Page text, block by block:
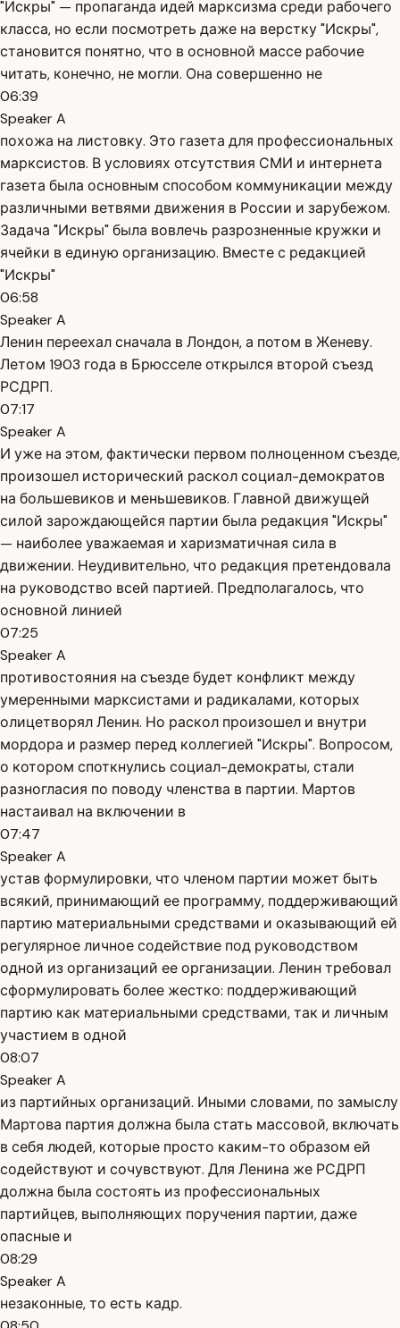
"Искры" — пропаганда идей марксизма среди рабочего
класса, но если посмотреть даже на верстку "Искры",
становится понятно, что в основной массе рабочие
читать, конечно, не могли. Она совершенно не
06:39
Speaker A
похожа на листовку. Это газета для профессиональных
марксистов. В условиях отсутствия СМИ и интернета
газета была основным способом коммуникации между
различными ветвями движения в России и зарубежом.
Задача "Искры" была вовлечь разрозненные кружки и
ячейки в единую организацию. Вместе с редакцией
"Искры"
06:58
Speaker A
Ленин переехал сначала в Лондон, а потом в Женеву.
Летом 1903 года в Брюсселе открылся второй съезд
РСДРП.
07:17
Speaker A
И уже на этом, фактически первом полноценном съезде,
произошел исторический раскол социал-демократов
на большевиков и меньшевиков. Главной движущей
силой зарождающейся партии была редакция "Искры"
— наиболее уважаемая и харизматичная сила в
движении. Неудивительно, что редакция претендовала
на руководство всей партией. Предполагалось, что
основной линией
07:25
Speaker A
противостояния на съезде будет конфликт между
умеренными марксистами и радикалами, которых
олицетворял Ленин. Но раскол произошел и внутри
мордора и размер перед коллегией "Искры". Вопросом,
о котором споткнулись социал-демократы, стали
разногласия по поводу членства в партии. Мартов
настаивал на включении в
07:47
Speaker A
устав формулировки, что членом партии может быть
всякий, принимающий ее программу, поддерживающий
партию материальными средствами и оказывающий ей
регулярное личное содействие под руководством
одной из организаций ее организации. Ленин требовал
сформулировать более жестко: поддерживающий
партию как материальными средствами, так и личным
участием в одной
08:07
Speaker A
из партийных организаций. Иными словами, по замыслу
Мартова партия должна была стать массовой, включать
в себя людей, которые просто каким-то образом ей
содействуют и сочувствуют. Для Ленина же РСДРП
должна была состоять из профессиональных
партийцев, выполняющих поручения партии, даже
опасные и
08:29
Speaker A
незаконные, то есть кадр.